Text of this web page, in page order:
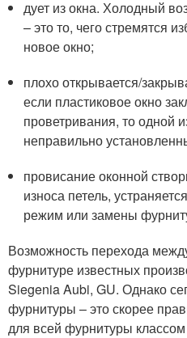
дует из окна. Холодный
– это то, чего стремятся
новое окно;
плохо открывается/
если пластиковое окно
проветривания, то одной
неправильно
провисание оконной
износа петель,
режим или замены
Возможность перехода
фурнитуре известных
Siegenia Aubi, GU. Однако
фурнитуры – это скорее
для всей фурнитуры